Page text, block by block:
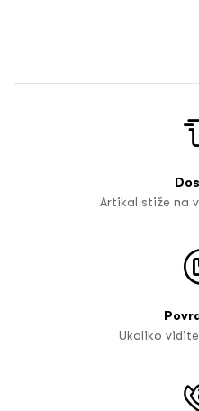
Artikal stiže na
Ukoliko